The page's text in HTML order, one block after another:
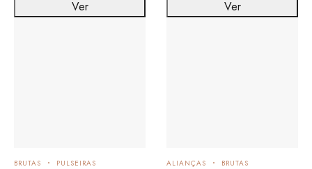
BRUTAS PULSEIRAS
Ver
ALIANÇAS BRUTAS
Ver